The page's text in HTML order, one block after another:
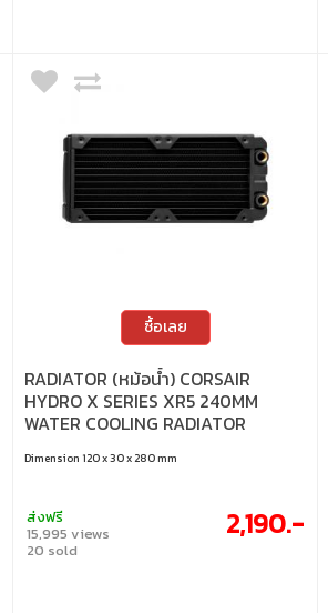
ซื้อเลย
RADIATOR (หม้อน้ำ) CORSAIR
HYDRO X SERIES XR5 240MM
WATER COOLING RADIATOR
Dimension 120 x 30 x 280 mm
ส่งฟรี
15,995 views
20 sold
2,190.-